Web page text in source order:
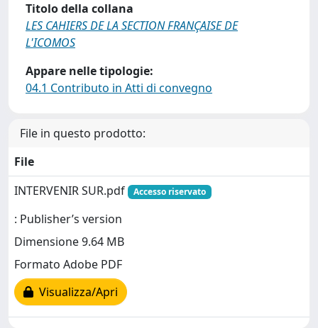
Titolo della collana
LES CAHIERS DE LA SECTION FRANÇAISE DE
L'ICOMOS
Appare nelle tipologie:
04.1 Contributo in Atti di convegno
File in questo prodotto:
File
INTERVENIR SUR.pdf
Accesso riservato
: Publisher’s version
Dimensione 9.64 MB
Formato Adobe PDF
Visualizza/Apri